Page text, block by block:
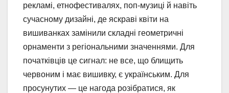
рекламі, етнофестивалях, поп-музиці й навіть
сучасному дизайні, де яскраві квіти на
вишиванках замінили складні геометричні
орнаменти з регіональними значеннями. Для
початківців це сигнал: не все, що блищить
червоним і має вишивку, є українським. Для
просунутих — це нагода розібратися, як